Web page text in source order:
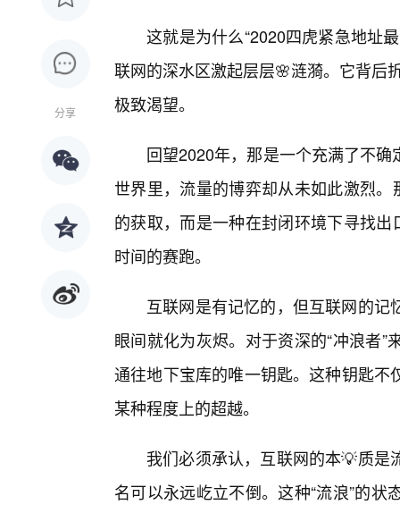
分享
这就是为什么“2020四虎紧急地址
联网的深水区激起层层🌸涟漪。它背后
极致渴望。
回望2020年，那是一个充满了不
世界里，流量的博弈却从未如此激烈
的获取，而是一种在封闭环境下寻找
时间的赛跑。
互联网是有记忆的，但互联网的
眼间就化为灰烬。对于资深的“冲浪者
通往地下宝库的唯一钥匙。这种钥匙
某种程度上的超越。
我们必须承认，互联网的本💡质
名可以永远屹立不倒。这种“流浪”的